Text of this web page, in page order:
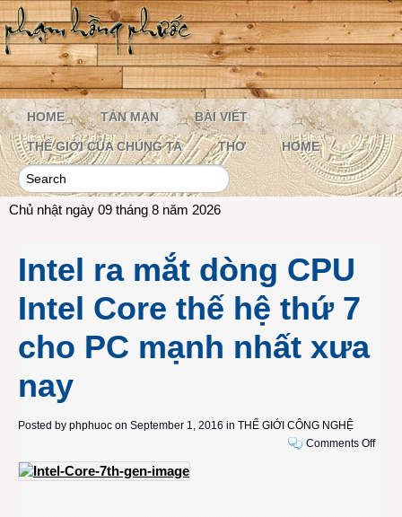
HOME TẢN MẠN BÀI VIẾT
THẾ GIỚI CỦA CHÚNG TA THƠ HOME
Chủ nhật ngày 09 tháng 8 năm 2026
Intel ra mắt dòng CPU
Intel Core thế hệ thứ 7
cho PC mạnh nhất xưa
nay
Posted by phphuoc on September 1, 2016 in THẾ GIỚI CÔNG NGHỆ
Comments Offon